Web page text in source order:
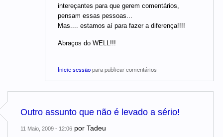
intereçantes para que gerem comentários,
pensam essas pessoas...
Mas.... estamos aí para fazer a diferença!!!!
Abraços do WELL!!!
Inicie sessãopara publicar comentários
Outro assunto que não é levado a sério!
11 Maio, 2009 - 12:06 por Tadeu